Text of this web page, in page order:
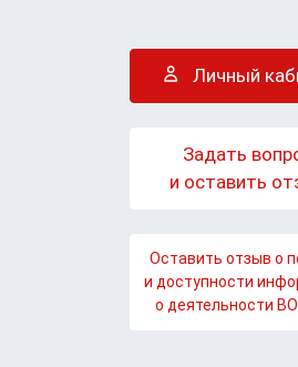
Личный
Задать
и оставить
Оставить отзыв о
и доступности
о деятельности